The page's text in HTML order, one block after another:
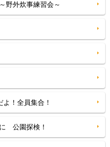
野外炊事練習会～
よ！全員集合！
公園探検！